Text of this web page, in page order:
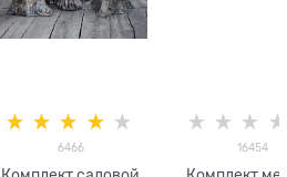
6466 16454